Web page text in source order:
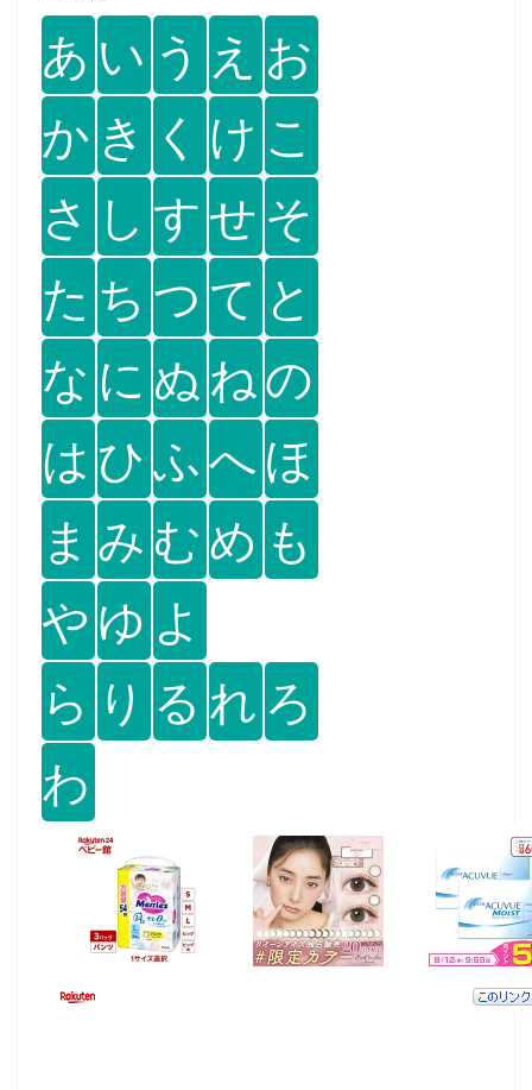
あ い う え お
か き く け こ
さ し すせ そ
た ち つ て と
な に ぬ ねの
は ひふへほ
ま み むめ も
や ゆ よ
ら り る れ ろ
わ